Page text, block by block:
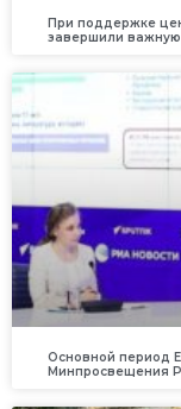
При поддержке
завершили
Основной период
Минпросвещения